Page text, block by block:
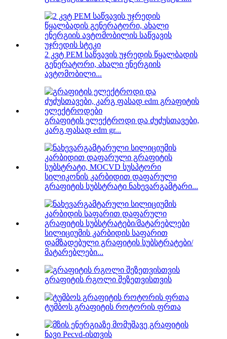
2 კვტ PEM საწვავის უჯრედის წყალბადის
გენერატორი, ახალი ენერგიის
ავტომობილი...
გრაფიტის ელექტროდი და ძუძუსთავები,
კარგ ფასად edm gr...
სილიკონის კარბიდით დაფარული
გრაფიტის სუბსტრატი ნახევარგამტარი...
სილიციუმის კარბიდის საფარით
დამზადებული გრაფიტის სუბსტრატები/
მატარებლები...
გრაფიტის რგოლი შეზეთვისთვის
ტუმბოს გრაფიტის როტორის ფრთა